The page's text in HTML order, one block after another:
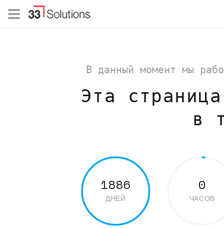
В данный момент мы
Эта
в
ДНЕЙ
1886
ЧАСОВ
0